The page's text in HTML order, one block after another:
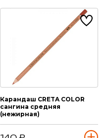
Карандаш CRETA COLOR
сангина средняя
(нежирная)